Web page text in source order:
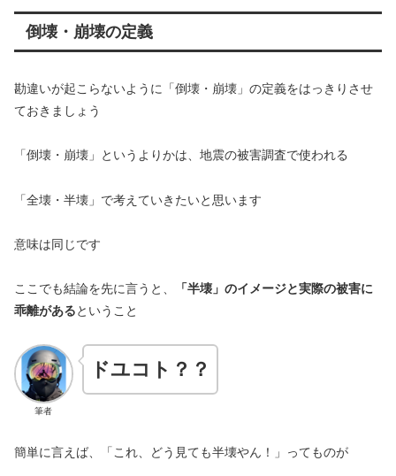
倒壊・崩壊の定義
勘違いが起こらないように「倒壊・崩壊」の定義をはっきりさせ
ておきましょう
「倒壊・崩壊」というよりかは、地震の被害調査で使われる
「全壊・半壊」で考えていきたいと思います
意味は同じです
ここでも結論を先に言うと、
「半壊」のイメージと実際の被害に
乖離があるということ
筆者
ドユコト？？
簡単に言えば、「これ、どう見ても半壊やん！」ってものが